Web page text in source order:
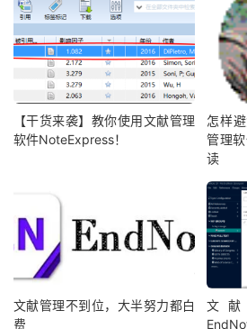
【干货来袭】教你使用文献管理
软件NoteExpress！
怎样
管理
读
文献管理不到位，大半努力都白
费
文